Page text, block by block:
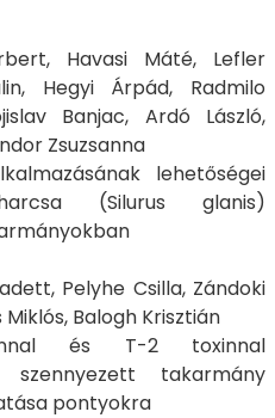
Havasi Máté, Lefler
Hegyi Árpád, Radmilo
Banjac, Ardó László,
Zsuzsanna
lehetőségei
(Silurus glanis)
Pelyhe Csilla, Zándoki
Miklós, Balogh Krisztián
és T-2 toxinnal
szennyezett takarmány
pontyokra